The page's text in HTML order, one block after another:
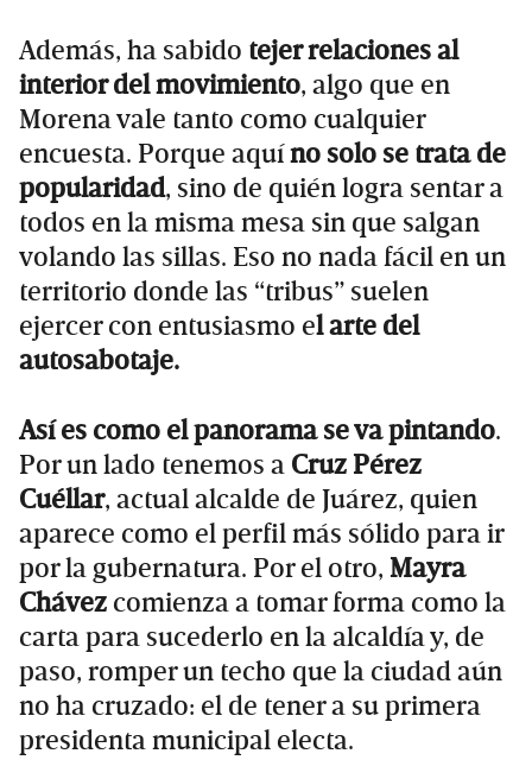
Además, ha sabido tejer relaciones al
interior del movimiento, algo que en
Morena vale tanto como cualquier
encuesta. Porque aquíno solo se trata de
popularidad, sino de quién logra sentar a
todos en la misma mesa sin que salgan
volando las sillas. Eso no nada fácil en un
territorio donde las “tribus” suelen
ejercer con entusiasmo el arte del
autosabotaje.
Así es como el panorama se va pintando.
Por un lado tenemos a Cruz Pérez
Cuéllar, actual alcalde de Juárez, quien
aparece como el perfil más sólido para ir
por la gubernatura. Por el otro, Mayra
Chávez comienza a tomar forma como la
carta para sucederlo en la alcaldía y, de
paso, romper un techo que la ciudad aún
no ha cruzado: el de tener a su primera
presidenta municipal electa.